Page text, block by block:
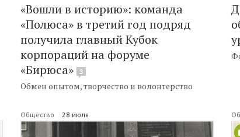
«Вошли в историю»: команда
«Полюса» в третий год подряд
получила главный Кубок
корпораций на форуме
«Бирюса»
3
Обмен опытом, творчество и волонтерство
Общество 28 июля